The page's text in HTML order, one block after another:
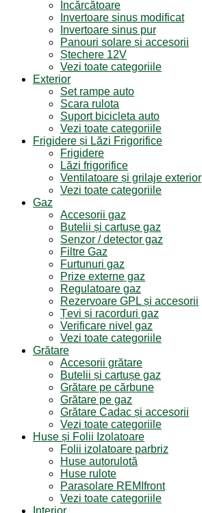
Incărcătoare
Invertoare sinus modificat
Invertoare sinus pur
Panouri solare și accesorii
Ștechere 12V
Vezi toate categoriile
Exterior
Set rampe auto
Scara rulota
Suport bicicleta auto
Vezi toate categoriile
Frigidere și Lăzi Frigorifice
Frigidere
Lăzi frigorifice
Ventilatoare și grilaje exterior
Vezi toate categoriile
Gaz
Accesorii gaz
Butelii și cartușe gaz
Senzor / detector gaz
Filtre Gaz
Furtunuri gaz
Prize externe gaz
Regulatoare gaz
Rezervoare GPL și accesorii
Țevi și racorduri gaz
Verificare nivel gaz
Vezi toate categoriile
Grătare
Accesorii grătare
Butelii și cartușe gaz
Grătare pe cărbune
Grătare pe gaz
Grătare Cadac și accesorii
Vezi toate categoriile
Huse și Folii Izolatoare
Folii izolatoare parbriz
Huse autorulotă
Huse rulote
Parasolare REMIfront
Vezi toate categoriile
Interior